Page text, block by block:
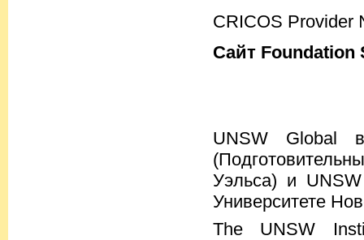
CRICOS
Сайт Foundation
UNSW Global
Уэльса) и
Университете
The UNSW